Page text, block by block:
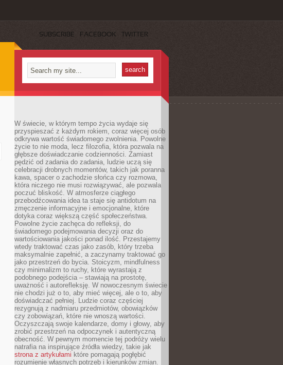
SUBSCRIBE FACEBOOK TWITTER
W świecie, w którym tempo życia wydaje się
przyspieszać z każdym rokiem, coraz więcej osób
odkrywa wartość świadomego zwolnienia. Powolne
życie to nie moda, lecz filozofia, która pozwala na
głębsze doświadczanie codzienności. Zamiast
pędzić od zadania do zadania, ludzie uczą się
celebracji drobnych momentów, takich jak poranna
kawa, spacer o zachodzie słońca czy rozmowa,
która niczego nie musi rozwiązywać, ale pozwala
poczuć bliskość. W atmosferze ciągłego
przebodźcowania idea ta staje się antidotum na
zmęczenie informacyjne i emocjonalne, które
dotyka coraz większą część społeczeństwa.
Powolne życie zachęca do refleksji, do
świadomego podejmowania decyzji oraz do
wartościowania jakości ponad ilość. Przestajemy
wtedy traktować czas jako zasób, który trzeba
maksymalnie zapełnić, a zaczynamy traktować go
jako przestrzeń do bycia. Stoicyzm, mindfulness
czy minimalizm to ruchy, które wyrastają z
podobnego podejścia – stawiają na prostotę,
uważność i autorefleksję. W nowoczesnym świecie
nie chodzi już o to, aby mieć więcej, ale o to, aby
doświadczać pełniej. Ludzie coraz częściej
rezygnują z nadmiaru przedmiotów, obowiązków
czy zobowiązań, które nie wnoszą wartości.
Oczyszczają swoje kalendarze, domy i głowy, aby
zrobić przestrzeń na odpoczynek i autentyczną
obecność. W pewnym momencie tej podróży wielu
natrafia na inspirujące źródła wiedzy, takie jak
strona z artykułami które pomagają pogłębić
rozumienie własnych potrzeb i kierunków zmian.